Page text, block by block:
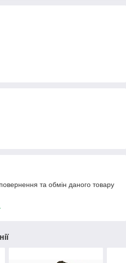
та обмін даного товару